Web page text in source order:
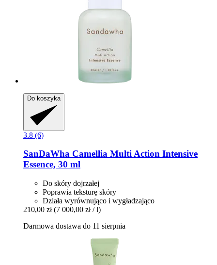
Do koszyka
3.8 (6)
SanDaWha Camellia Multi Action Intensive
Essence, 30 ml
Do skóry dojrzałej
Poprawia teksturę skóry
Działa wyrównująco i wygładzająco
210,00 zł (7 000,00 zł / l)
Darmowa dostawa do 11 sierpnia